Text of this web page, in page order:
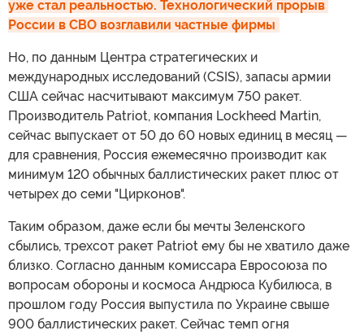
уже стал реальностью. Технологический прорыв
России в СВО возглавили частные фирмы
Но, по данным Центра стратегических и
международных исследований (CSIS), запасы армии
США сейчас насчитывают максимум 750 ракет.
Производитель Patriot, компания Lockheed Martin,
сейчас выпускает от 50 до 60 новых единиц в месяц —
для сравнения, Россия ежемесячно производит как
минимум 120 обычных баллистических ракет плюс от
четырех до семи "Цирконов".
Таким образом, даже если бы мечты Зеленского
сбылись, трехсот ракет Patriot ему бы не хватило даже
близко. Согласно данным комиссара Евросоюза по
вопросам обороны и космоса Андрюса Кубилюса, в
прошлом году Россия выпустила по Украине свыше
900 баллистических ракет. Сейчас темп огня